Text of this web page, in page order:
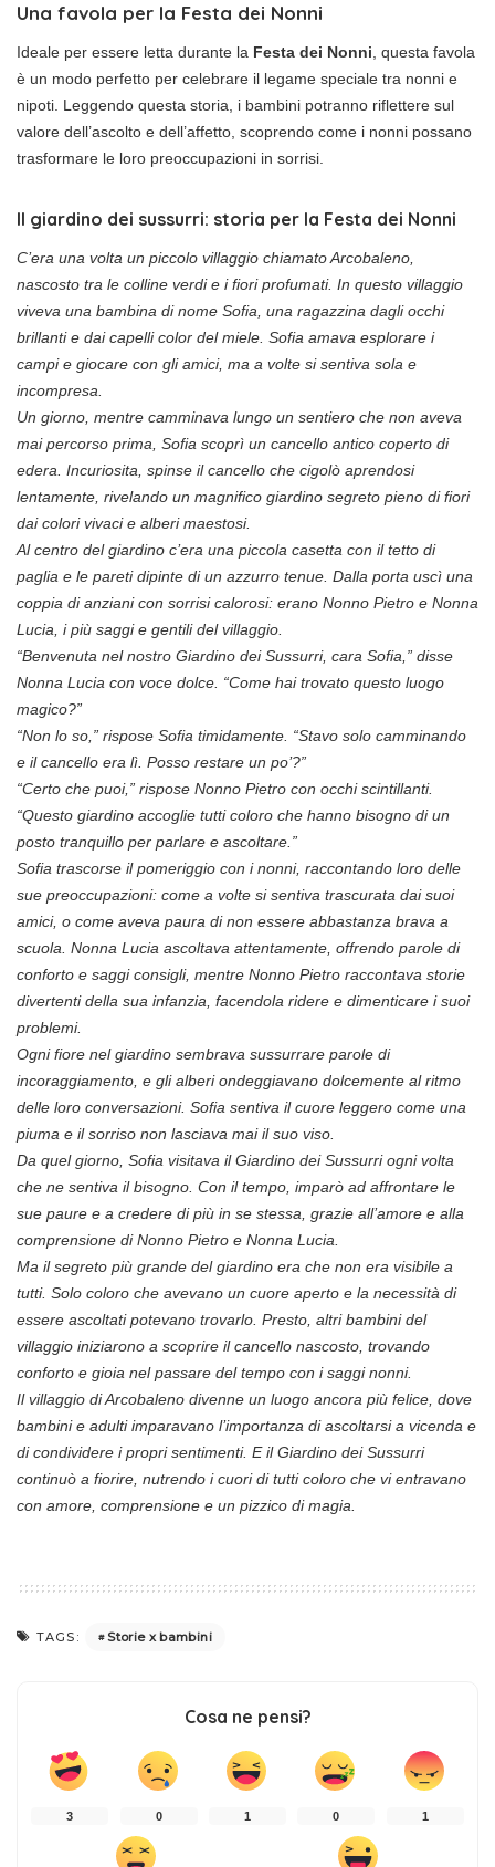
Una favola per la Festa dei Nonni
Ideale per essere letta durante la Festa dei Nonni , questa favola
è un modo perfetto per celebrare il legame speciale tra nonni e
nipoti. Leggendo questa storia, i bambini potranno riflettere sul
valore dell’ascolto e dell’affetto, scoprendo come i nonni possano
trasformare le loro preoccupazioni in sorrisi.
Il giardino dei sussurri: storia per la Festa dei Nonni
C’era una volta un piccolo villaggio chiamato Arcobaleno,
nascosto tra le colline verdi e i fiori profumati. In questo villaggio
viveva una bambina di nome Sofia, una ragazzina dagli occhi
brillanti e dai capelli color del miele. Sofia amava esplorare i
campi e giocare con gli amici, ma a volte si sentiva sola e
incompresa.
Un giorno, mentre camminava lungo un sentiero che non aveva
mai percorso prima, Sofia scoprì un cancello antico coperto di
edera. Incuriosita, spinse il cancello che cigolò aprendosi
lentamente, rivelando un magnifico giardino segreto pieno di fiori
dai colori vivaci e alberi maestosi.
Al centro del giardino c’era una piccola casetta con il tetto di
paglia e le pareti dipinte di un azzurro tenue. Dalla porta uscì una
coppia di anziani con sorrisi calorosi: erano Nonno Pietro e Nonna
Lucia, i più saggi e gentili del villaggio.
“Benvenuta nel nostro Giardino dei Sussurri, cara Sofia,” disse
Nonna Lucia con voce dolce. “Come hai trovato questo luogo
magico?”
“Non lo so,” rispose Sofia timidamente. “Stavo solo camminando
e il cancello era lì. Posso restare un po’?”
“Certo che puoi,” rispose Nonno Pietro con occhi scintillanti.
“Questo giardino accoglie tutti coloro che hanno bisogno di un
posto tranquillo per parlare e ascoltare.”
Sofia trascorse il pomeriggio con i nonni, raccontando loro delle
sue preoccupazioni: come a volte si sentiva trascurata dai suoi
amici, o come aveva paura di non essere abbastanza brava a
scuola. Nonna Lucia ascoltava attentamente, offrendo parole di
conforto e saggi consigli, mentre Nonno Pietro raccontava storie
divertenti della sua infanzia, facendola ridere e dimenticare i suoi
problemi.
Ogni fiore nel giardino sembrava sussurrare parole di
incoraggiamento, e gli alberi ondeggiavano dolcemente al ritmo
delle loro conversazioni. Sofia sentiva il cuore leggero come una
piuma e il sorriso non lasciava mai il suo viso.
Da quel giorno, Sofia visitava il Giardino dei Sussurri ogni volta
che ne sentiva il bisogno. Con il tempo, imparò ad affrontare le
sue paure e a credere di più in se stessa, grazie all’amore e alla
comprensione di Nonno Pietro e Nonna Lucia.
Ma il segreto più grande del giardino era che non era visibile a
tutti. Solo coloro che avevano un cuore aperto e la necessità di
essere ascoltati potevano trovarlo. Presto, altri bambini del
villaggio iniziarono a scoprire il cancello nascosto, trovando
conforto e gioia nel passare del tempo con i saggi nonni.
Il villaggio di Arcobaleno divenne un luogo ancora più felice, dove
bambini e adulti imparavano l’importanza di ascoltarsi a vicenda e
di condividere i propri sentimenti. E il Giardino dei Sussurri
continuò a fiorire, nutrendo i cuori di tutti coloro che vi entravano
con amore, comprensione e un pizzico di magia.
TAGS: Storie x bambini
Cosa ne pensi?
3 0 1 0 1